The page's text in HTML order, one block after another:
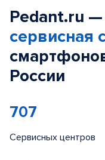
Pedant.ru —
сервисная
России
707
Сервисных центров